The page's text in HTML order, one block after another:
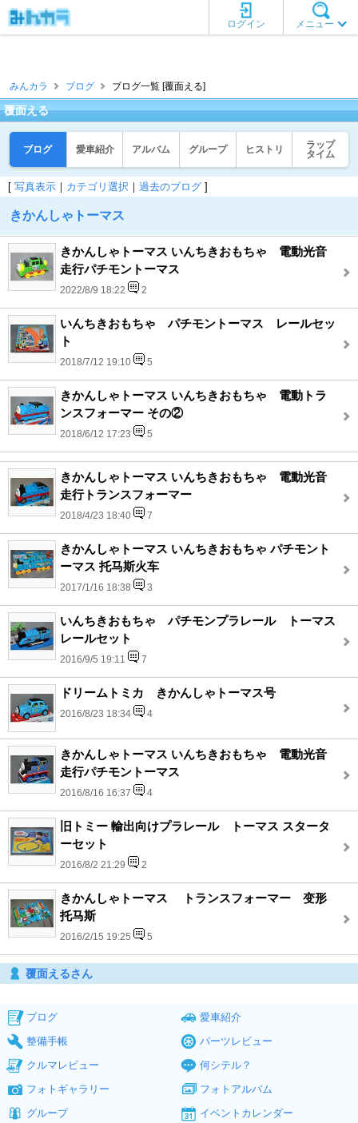
メニュー
ログイン
みんカラ ブログ ブログ一覧 [覆面える]
覆面える
ブログ 愛車紹介 アルバム グループ ヒストリ
ラップ
タイム
[ 写真表示 ｜ カテゴリ選択 ｜ 過去のブログ ]
きかんしゃトーマス
きかんしゃトーマス いんちきおもちゃ 電動光音
走行パチモントーマス
2022/8/9 18:22 2
いんちきおもちゃ パチモントーマス レールセッ
ト
2018/7/12 19:10 5
きかんしゃトーマス いんちきおもちゃ 電動トラ
ンスフォーマー その②
2018/6/12 17:23 5
きかんしゃトーマス いんちきおもちゃ 電動光音
走行トランスフォーマー
2018/4/23 18:40 7
きかんしゃトーマス いんちきおもちゃ パチモント
ーマス 托马斯火车
2017/1/16 18:38 3
いんちきおもちゃ パチモンプラレール トーマス
レールセット
2016/9/5 19:11 7
ドリームトミカ きかんしゃトーマス号
2016/8/23 18:34 4
きかんしゃトーマス いんちきおもちゃ 電動光音
走行パチモントーマス
2016/8/16 16:37 4
旧トミー 輸出向けプラレール トーマス スタータ
ーセット
2016/8/2 21:29 2
きかんしゃトーマス トランスフォーマー 变形
托马斯
2016/2/15 19:25 5
覆面えるさん
ブログ
愛車紹介
整備手帳
パーツレビュー
クルマレビュー
何シテル？
フォトギャラリー
フォトアルバム
グループ
イベントカレンダー